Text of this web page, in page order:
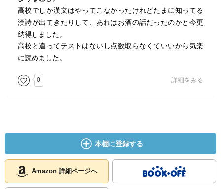
高校でしか漢文はやってこなかったけれどたまに知ってる
漢詩が出てきたりして、あれはお酒の話だったのかと今更
納得しました。
高校と違ってテストはないし点数取らなくていいから気楽
に読めました。
0 詳細をみる
本棚に登録する
Amazon 詳細ページへ